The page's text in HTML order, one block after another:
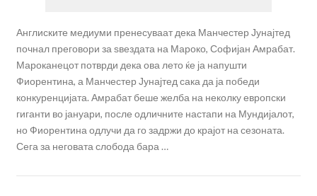
Англиските медиуми пренесуваат дека Манчестер Јунајтед
почнал преговори за ѕвездата на Мароко, Софијан Амрабат.
Мароканецот потврди дека ова лето ќе ја напушти
Фиорентина, а Манчестер Јунајтед сака да ја победи
конкуренцијата. Амрабат беше желба на неколку европски
гиганти во јануари, после одличните настапи на Мундијалот,
но Фиорентина одлучи да го задржи до крајот на сезоната.
Сега за неговата слобода бара …